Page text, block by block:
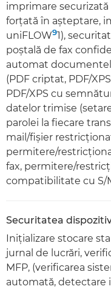
imprimare
forţată în aşteptare,
uniFLOW91),
poştală de fax
automat
(PDF criptat, PDF/
PDF/XPS cu
datelor trimise
parolei la fiecare
mail/fişier
permitere/
fax, permitere/
compatibilitate cu S/
Securitatea
Iniţializare stocare
jurnal de lucrări,
MFP, (verificarea
automată,